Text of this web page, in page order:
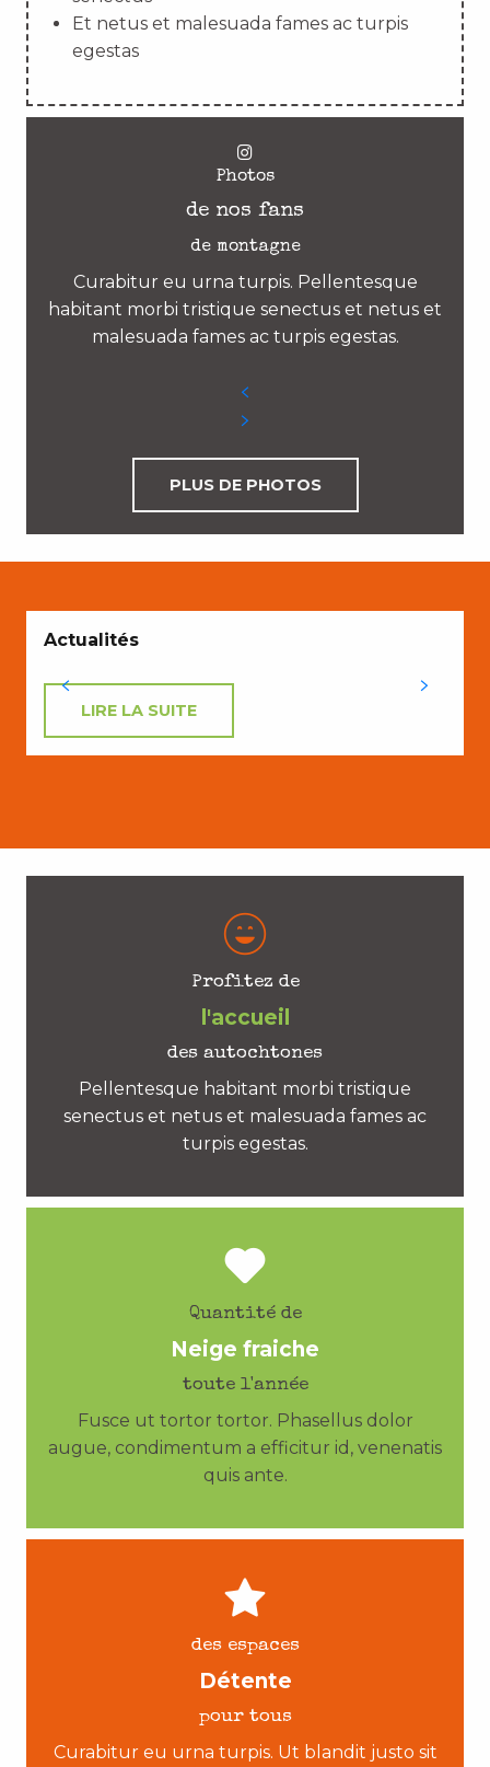
Et netus et malesuada fames ac turpis
egestas
Photos
de nos fans
de montagne
Curabitur eu urna turpis. Pellentesque
habitant morbi tristique senectus et netus et
malesuada fames ac turpis egestas.
PLUS DE PHOTOS
Actualités
LIRE LA SUITE
Profitez de
l'accueil
des autochtones
Pellentesque habitant morbi tristique
senectus et netus et malesuada fames ac
turpis egestas.
Quantité de
Neige fraiche
toute l'année
Fusce ut tortor tortor. Phasellus dolor
augue, condimentum a efficitur id, venenatis
quis ante.
des espaces
Détente
pour tous
Curabitur eu urna turpis. Ut blandit justo sit